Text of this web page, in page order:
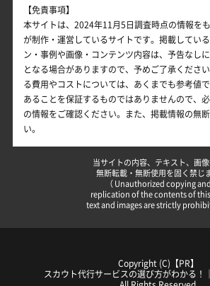
【免責事項】
本サイトは、2024年11月5日調査時点の情報を
が制作・運営しているサイトです。掲載してい
ン・事例や画像・コンテンツ内容は、予告なし
となる場合がありますので、予めご了承くださ
る費用やコストについては、あくまでも参考値
あることを保証するものではありませんので、
の情報をご確認ください。また、掲載情報の無
い。
当サイトの内容、テキスト、画
無断転載・無断使用を固く禁じ
（ Unauthorized copying and
replication of the contents of
text and images are strictly
Copyright (C)【PR】
スカウト代行サービスの選び方がわかる！